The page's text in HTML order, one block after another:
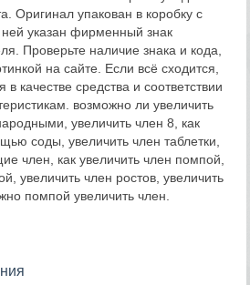
Оригинал упакован в коробку с
указан фирменный знак
Проверьте наличие знака и кода,
на сайте. Если всё сходится,
качестве средства и соответствии
возможно ли увеличить
увеличить член 8, как
соды, увеличить член таблетки,
член, как увеличить член помпой,
увеличить член ростов, увеличить
помпой увеличить член.